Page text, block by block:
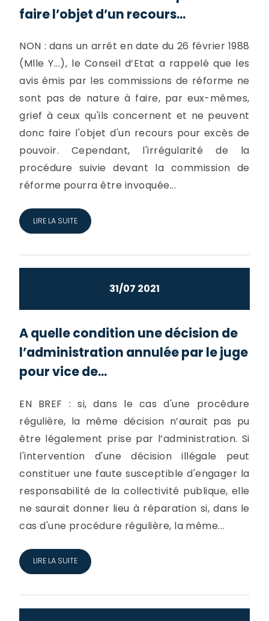
faire l’objet d’un recours...
NON : dans un arrêt en date du 26 février 1988
(Mlle Y...), le Conseil d’Etat a rappelé que les
avis émis par les commissions de réforme ne
sont pas de nature à faire, par eux-mêmes,
grief à ceux qu'ils concernent et ne peuvent
donc faire l'objet d'un recours pour excès de
pouvoir. Cependant, l'irrégularité de la
procédure suivie devant la commission de
réforme pourra être invoquée...
LIRE LA SUITE
31/07 2021
A quelle condition une décision de
l’administration annulée par le juge
pour vice de...
EN BREF : si, dans le cas d'une procédure
régulière, la même décision n’aurait pas pu
être légalement prise par l’administration. Si
l'intervention d'une décision illégale peut
constituer une faute susceptible d'engager la
responsabilité de la collectivité publique, elle
ne saurait donner lieu à réparation si, dans le
cas d'une procédure régulière, la même...
LIRE LA SUITE